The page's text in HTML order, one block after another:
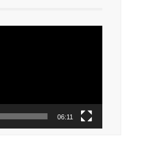
06:11